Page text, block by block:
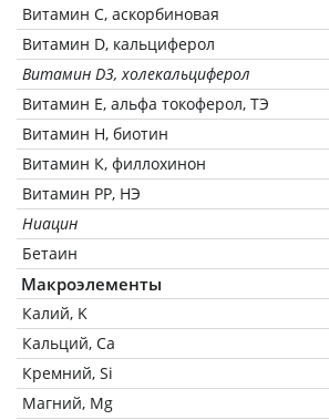
Витамин C, аскорбиновая
Витамин D, кальциферол
Витамин D3, холекальциферол
Витамин Е, альфа токоферол, ТЭ
Витамин Н, биотин
Витамин К, филлохинон
Витамин РР, НЭ
Ниацин
Бетаин
Макроэлементы
Калий, K
Кальций, Ca
Кремний, Si
Магний, Mg